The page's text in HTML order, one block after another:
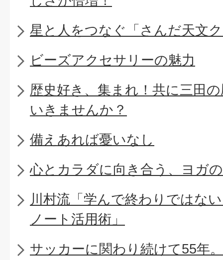
星と人をつなぐ「さんだ天文
ビーズアクセサリーの魅力
歴史好き、集まれ！共に三田
いきませんか？
備えあれば憂いなし
心とカラダに向き合う、ヨガ
川村流「学んで終わりではな
ノート活用術」
サッカーに関わり続けて55年